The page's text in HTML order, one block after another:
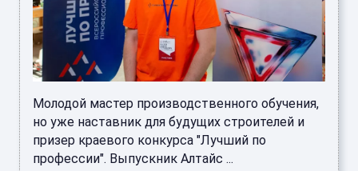
Молодой мастер производственного обучения,
но уже наставник для будущих строителей и
призер краевого конкурса "Лучший по
профессии". Выпускник Алтайс ...